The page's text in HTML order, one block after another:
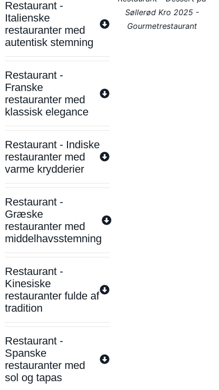
Restaurant -
Italienske
restauranter med
autentisk stemning
Restaurant -
Franske
restauranter med
klassisk elegance
Restaurant - Indiske
restauranter med
varme krydderier
Restaurant -
Græske
restauranter med
middelhavsstemning
Restaurant -
Kinesiske
restauranter fulde af
tradition
Restaurant -
Spanske
restauranter med
sol og tapas
Søllerød Kro 2025 -
Gourmetrestaurant